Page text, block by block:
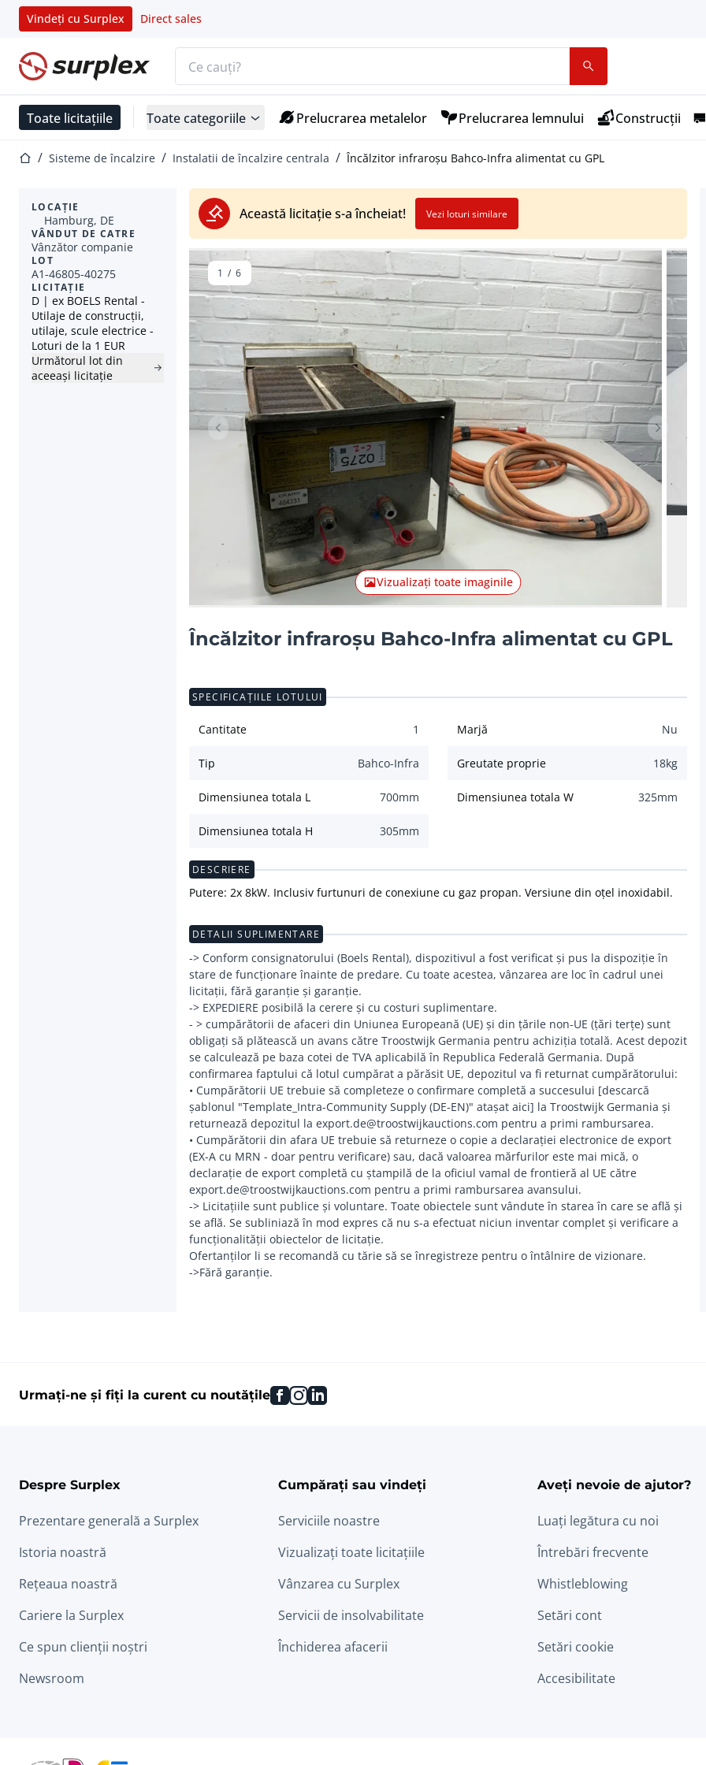
Vindeți cu Surplex Direct sales
Pagina de start
Toate licitațiile Toate categoriile Prelucrarea metalelor Prelucrarea lemnului Construcții
Pagina de start
Sisteme de încalzire Instalatii de încalzire centrala Încălzitor infraroșu Bahco-Infra alimentat cu GPL
Această licitație s-a încheiat! Vezi loturi similare
LOCAȚIE
Hamburg, DE
VÂNDUT DE CATRE
Vânzător companie
LOT
A1-46805-40275
LICITAȚIE
D | ex BOELS Rental -
Utilaje de construcții,
utilaje, scule electrice -
Loturi de la 1 EUR
Următorul lot din
aceeași licitație
Articolul anterior Articolul
Vizualizați toate imaginile
1 / 6
Încălzitor infraroșu Bahco-Infra alimentat cu GPL
SPECIFICAȚIILE LOTULUI
Cantitate 1 Marjă Nu
Tip Bahco-Infra Greutate proprie 18kg
Dimensiunea totala L 700mm Dimensiunea totala W 325mm
Dimensiunea totala H 305mm
DESCRIERE
Putere: 2x 8kW. Inclusiv furtunuri de conexiune cu gaz propan. Versiune din oțel inoxidabil.
DETALII SUPLIMENTARE
-> Conform consignatorului (Boels Rental), dispozitivul a fost verificat și pus la dispoziție în
stare de funcționare înainte de predare. Cu toate acestea, vânzarea are loc în cadrul unei
licitații, fără garanție și garanție.
-> EXPEDIERE posibilă la cerere și cu costuri suplimentare.
- > cumpărătorii de afaceri din Uniunea Europeană (UE) și din țările non-UE (țări terțe) sunt
obligați să plătească un avans către Troostwijk Germania pentru achiziția totală. Acest depozit
se calculează pe baza cotei de TVA aplicabilă în Republica Federală Germania. După
confirmarea faptului că lotul cumpărat a părăsit UE, depozitul va fi returnat cumpărătorului:
• Cumpărătorii UE trebuie să completeze o confirmare completă a succesului [descarcă
șablonul "Template_Intra-Community Supply (DE-EN)" atașat aici] la Troostwijk Germania și
returnează depozitul la export.de@troostwijkauctions.com pentru a primi rambursarea.
• Cumpărătorii din afara UE trebuie să returneze o copie a declarației electronice de export
(EX-A cu MRN - doar pentru verificare) sau, dacă valoarea mărfurilor este mai mică, o
declarație de export completă cu ștampilă de la oficiul vamal de frontieră al UE către
export.de@troostwijkauctions.com pentru a primi rambursarea avansului.
-> Licitațiile sunt publice și voluntare. Toate obiectele sunt vândute în starea în care se află și
se află. Se subliniază în mod expres că nu s-a efectuat niciun inventar complet și verificare a
funcționalității obiectelor de licitație.
Ofertanților li se recomandă cu tărie să se înregistreze pentru o întâlnire de vizionare.
->Fără garanție.
Urmați-ne și fiți la curent cu noutățile facebook
instagram
linkedin
Despre Surplex
Prezentare generală a Surplex
Istoria noastră
Rețeaua noastră
Cariere la Surplex
Ce spun clienții noștri
Newsroom
Cumpărați sau vindeți
Serviciile noastre
Vizualizați toate licitațiile
Vânzarea cu Surplex
Servicii de insolvabilitate
Închiderea afacerii
Aveți nevoie de ajutor?
Luați legătura cu noi
Întrebări frecvente
Whistleblowing
Setări cont
Setări cookie
Accesibilitate